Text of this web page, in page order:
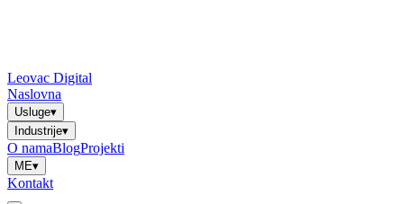
Leovac Digital
Naslovna
Usluge▾
Industrije▾
O namaBlogProjekti
ME▾
Kontakt